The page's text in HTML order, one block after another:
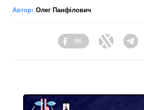
Автор: Олег Панфілович
Facebook
96
Twitter